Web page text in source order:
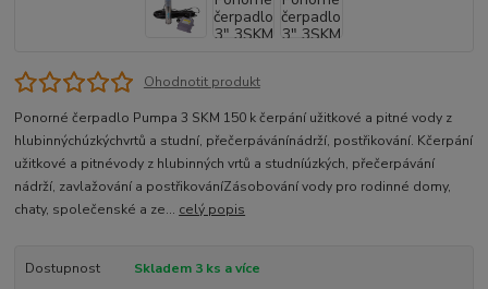
Ohodnotit produkt
Ponorné čerpadlo Pumpa 3 SKM 150 k čerpání užitkové a pitné vody z
hlubinnýchúzkýchvrtů a studní, přečerpávánínádrží, postřikování. Kčerpání
užitkové a pitnévody z hlubinných vrtů a studníúzkých, přečerpávání
nádrží, zavlažování a postřikováníZásobování vody pro rodinné domy,
chaty, společenské a ze... celý popis
Dostupnost
Skladem 3 ks a více